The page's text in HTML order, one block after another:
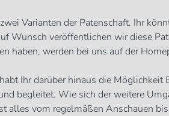
Varianten der Patenschaft. Ihr
Wunsch veröffentlichen wir diese
haben, werden bei uns auf der
Ihr darüber hinaus die
begleitet. Wie sich der weitere
alles vom regelmäßen Anschauen